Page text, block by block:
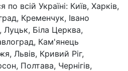
всій Україні: Київ, Харків,
Кременчук, Івано
Луцьк, Біла Церква,
Кам'янець
Львів, Кривий Ріг,
Полтава, Чернігів,